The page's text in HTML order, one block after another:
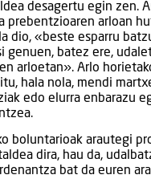
desagertu egin zen.
prebentzioaren arloan
dio, «beste esparru
genuen, batez ere,
arloetan». Arlo
hala nola, mendi
edo elurra enbarazu
boluntarioak arautegi
dira, hau da,
bat da euren